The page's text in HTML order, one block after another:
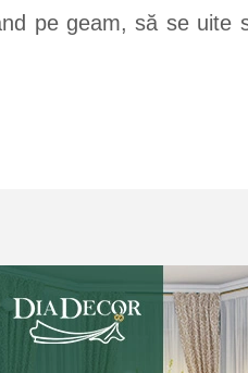
pe geam, să se uite